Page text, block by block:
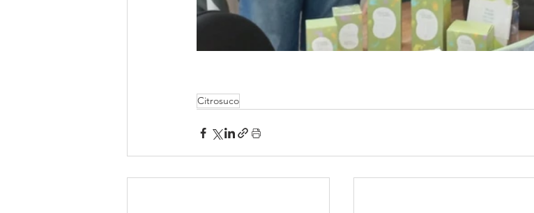
Citrosuco